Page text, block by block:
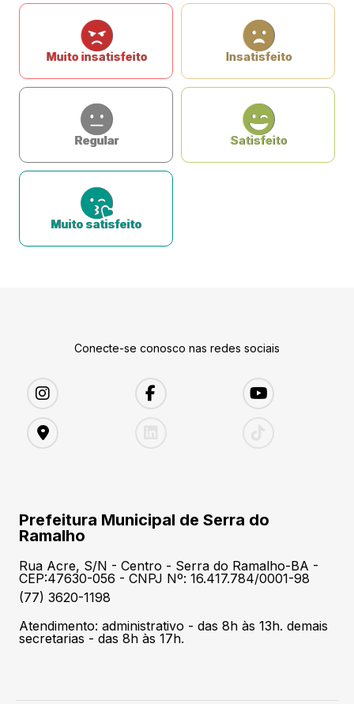
Muito insatisfeito Insatisfeito
Regular Satisfeito
Muito satisfeito
Conecte-se conosco nas redes sociais
Prefeitura Municipal de Serra do
Ramalho
Rua Acre, S/N - Centro - Serra do Ramalho-BA -
CEP:47630-056 - CNPJ Nº: 16.417.784/0001-98
(77) 3620-1198
Atendimento: administrativo - das 8h às 13h. demais
secretarias - das 8h às 17h.